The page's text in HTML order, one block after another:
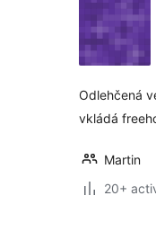
Odlehčená
vkládá
Martin
20+